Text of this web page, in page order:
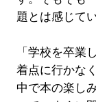
題とは感じて
「学校を卒業
着点に行かな
中で本の楽し